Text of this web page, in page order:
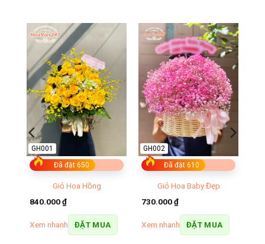
Đã đặt 650
GH001
Giỏ Hoa Hồng
840.000₫
Xem nhanh ĐẶT MUA
Đã đặt 610
GH002
Giỏ Hoa Baby Đẹp
730.000₫
Xem nhanh ĐẶT MUA